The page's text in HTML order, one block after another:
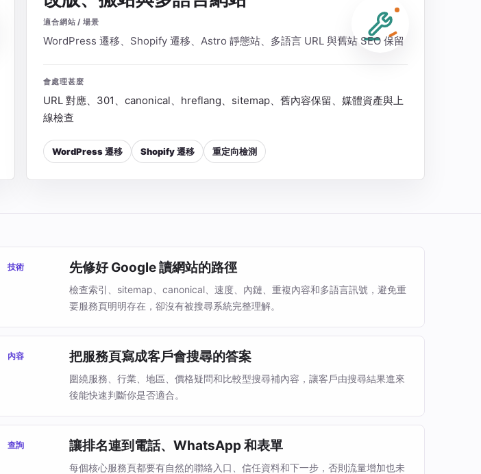
適合網站 / 場景
WordPress 遷移、Shopify 遷移、Astro 靜態站、多語言 URL 與舊站 SEO 保留
會處理甚麼
URL 對應、301、canonical、hreflang、sitemap、舊內容保留、媒體資產與上
線檢查
WordPress 遷移 Shopify 遷移 重定向檢測
技術 先修好 Google 讀網站的路徑
檢查索引、sitemap、canonical、速度、內鏈、重複內容和多語言訊號，避免重
要服務頁明明存在，卻沒有被搜尋系統完整理解。
內容 把服務頁寫成客戶會搜尋的答案
圍繞服務、行業、地區、價格疑問和比較型搜尋補內容，讓客戶由搜尋結果進來
後能快速判斷你是否適合。
查詢 讓排名連到電話、WhatsApp 和表單
每個核心服務頁都要有自然的聯絡入口、信任資料和下一步，否則流量增加也未